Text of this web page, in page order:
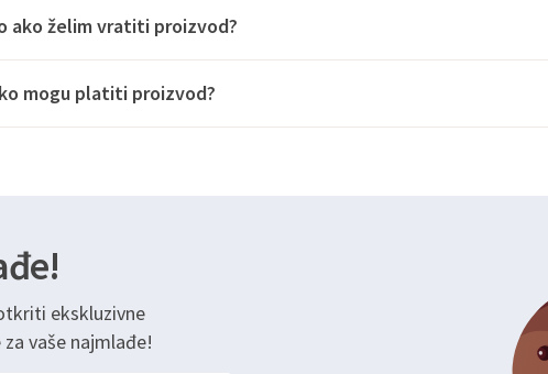
ako želim vratiti proizvod?
mogu platiti proizvod?
ekskluzivne
vaše najmlađe!